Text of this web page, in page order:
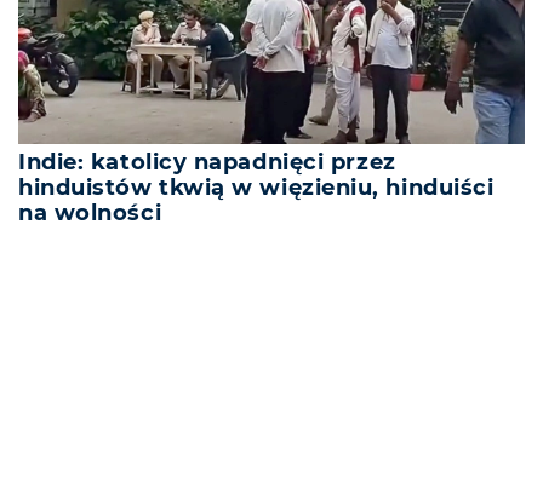
Indie: katolicy napadnięci przez
hinduistów tkwią w więzieniu, hinduiści
na wolności